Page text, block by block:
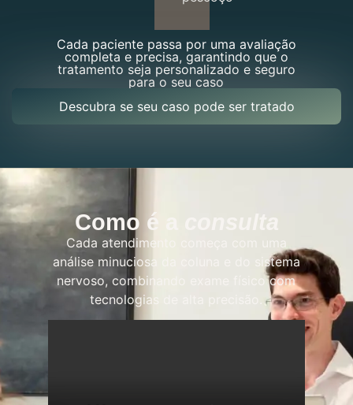
Cada paciente passa por uma avaliação
completa e precisa, garantindo que o
tratamento seja personalizado e seguro
para o seu caso
Descubra se seu caso pode ser tratado
Como é a consulta
Cada atendimento começa com uma
análise minuciosa da coluna e do sistema
nervoso, combinando exame físico com
tecnologias de alta precisão.